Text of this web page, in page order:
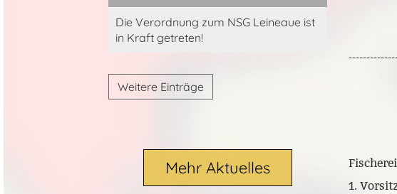
Die Verordnung zum NSG Leineaue ist
in Kraft getreten!
Weitere Einträge
Mehr Aktuelles
1.